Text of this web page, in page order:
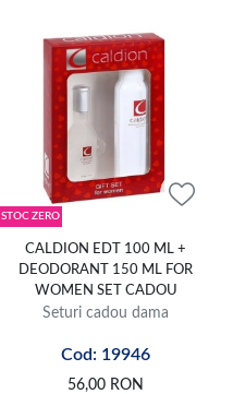
STOC ZERO
CALDION EDT 100 ML +
DEODORANT 150 ML FOR
WOMEN SET CADOU
Seturi cadou dama
Cod: 19946
56,00 RON